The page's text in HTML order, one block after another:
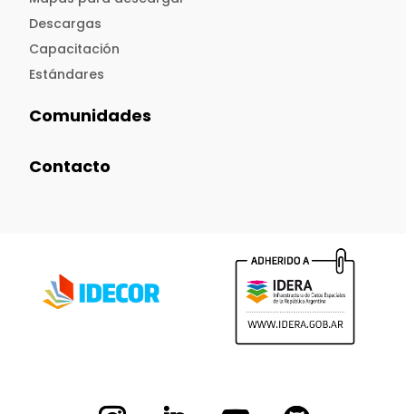
Descargas
Capacitación
Estándares
Comunidades
Contacto